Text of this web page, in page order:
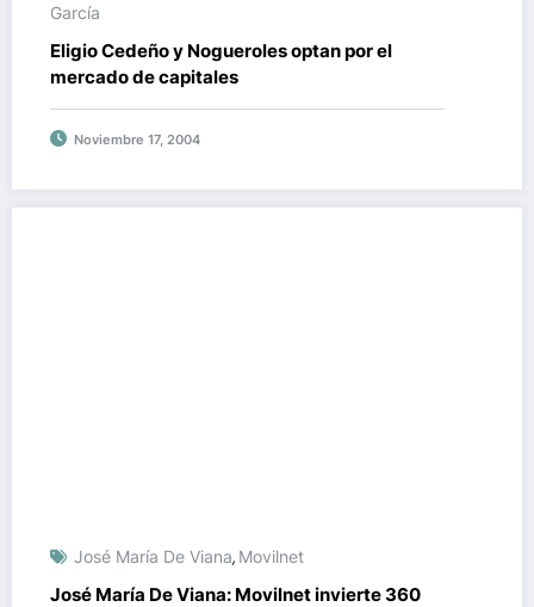
García
Eligio Cedeño y Nogueroles optan por el
mercado de capitales
Noviembre 17, 2004
José María De Viana, Movilnet
José María De Viana: Movilnet invierte 360